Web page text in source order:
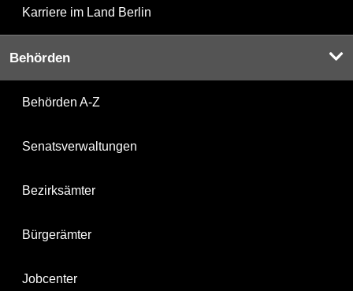
Karriere im Land Berlin
Behörden
Behörden A-Z
Senatsverwaltungen
Bezirksämter
Bürgerämter
Jobcenter